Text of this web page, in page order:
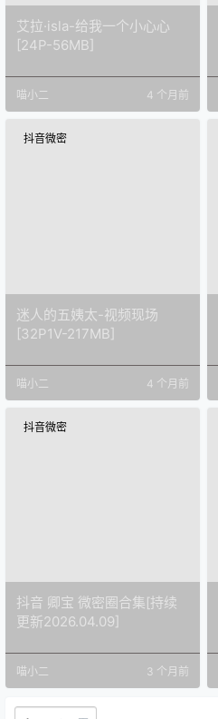
艾拉·isla-给我一个小心心
[24P-56MB]
喵小二 4 个月前
抖音微密
迷人的五姨太-视频现场
[32P1V-217MB]
喵小二 4 个月前
抖音微密
抖音 卿宝 微密圈合集[持续
更新2026.04.09]
喵小二 3 个月前